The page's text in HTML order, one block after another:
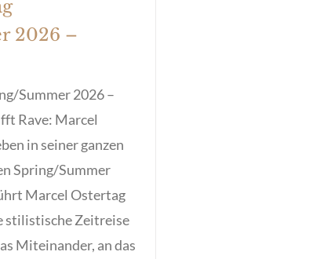
2026 –
Summer 2026 –
Rave: Marcel
in seiner ganzen
Spring/Summer
Marcel Ostertag
stilistische Zeitreise
Miteinander, an das